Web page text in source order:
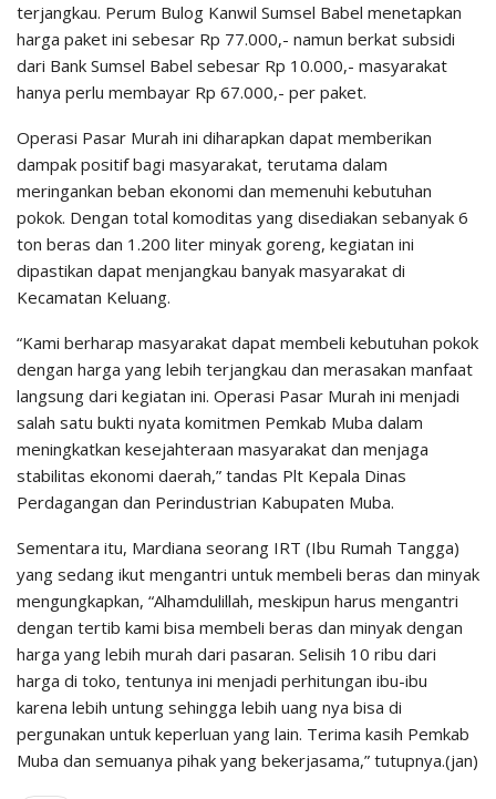
terjangkau. Perum Bulog Kanwil Sumsel Babel menetapkan
harga paket ini sebesar Rp 77.000,- namun berkat subsidi
dari Bank Sumsel Babel sebesar Rp 10.000,- masyarakat
hanya perlu membayar Rp 67.000,- per paket.
Operasi Pasar Murah ini diharapkan dapat memberikan
dampak positif bagi masyarakat, terutama dalam
meringankan beban ekonomi dan memenuhi kebutuhan
pokok. Dengan total komoditas yang disediakan sebanyak 6
ton beras dan 1.200 liter minyak goreng, kegiatan ini
dipastikan dapat menjangkau banyak masyarakat di
Kecamatan Keluang.
“Kami berharap masyarakat dapat membeli kebutuhan pokok
dengan harga yang lebih terjangkau dan merasakan manfaat
langsung dari kegiatan ini. Operasi Pasar Murah ini menjadi
salah satu bukti nyata komitmen Pemkab Muba dalam
meningkatkan kesejahteraan masyarakat dan menjaga
stabilitas ekonomi daerah,” tandas Plt Kepala Dinas
Perdagangan dan Perindustrian Kabupaten Muba.
Sementara itu, Mardiana seorang IRT (Ibu Rumah Tangga)
yang sedang ikut mengantri untuk membeli beras dan minyak
mengungkapkan, “Alhamdulillah, meskipun harus mengantri
dengan tertib kami bisa membeli beras dan minyak dengan
harga yang lebih murah dari pasaran. Selisih 10 ribu dari
harga di toko, tentunya ini menjadi perhitungan ibu-ibu
karena lebih untung sehingga lebih uang nya bisa di
pergunakan untuk keperluan yang lain. Terima kasih Pemkab
Muba dan semuanya pihak yang bekerjasama,” tutupnya.(jan)